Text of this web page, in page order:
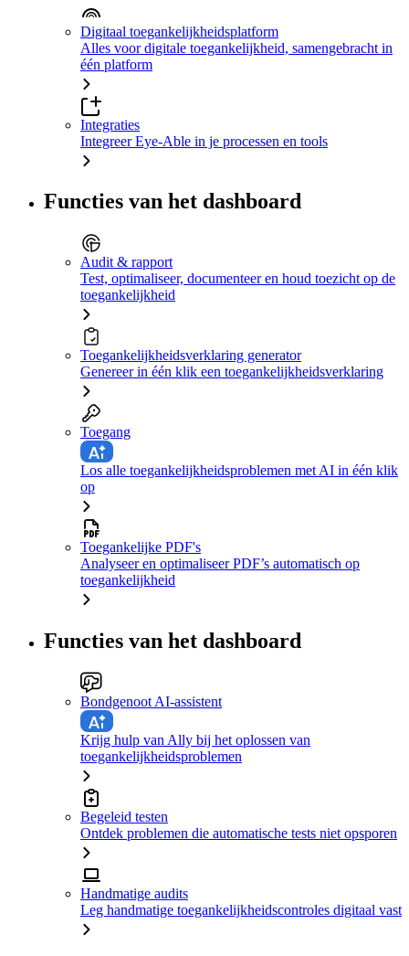
Digitaal toegankelijkheidsplatform
Alles voor digitale toegankelijkheid, samengebracht in
één platform
Integraties
Integreer Eye-Able in je processen en tools
Functies van het dashboard
Audit & rapport
Test, optimaliseer, documenteer en houd toezicht op de
toegankelijkheid
Toegankelijkheidsverklaring generator
Genereer in één klik een toegankelijkheidsverklaring
Toegang
Los alle toegankelijkheidsproblemen met AI in één klik
op
Toegankelijke PDF's
Analyseer en optimaliseer PDF’s automatisch op
toegankelijkheid
Functies van het dashboard
Bondgenoot AI-assistent
Krijg hulp van Ally bij het oplossen van
toegankelijkheidsproblemen
Begeleid testen
Ontdek problemen die automatische tests niet opsporen
Handmatige audits
Leg handmatige toegankelijkheidscontroles digitaal vast